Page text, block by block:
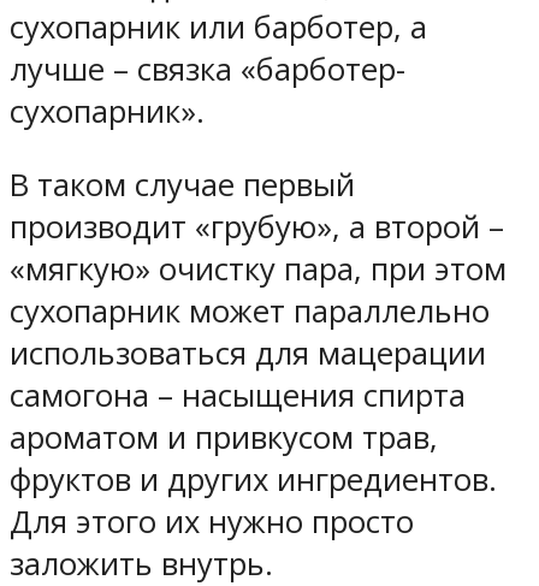
сухопарник или барботер, а
лучше – связка «барботер-
сухопарник».
В таком случае первый
производит «грубую», а второй –
«мягкую» очистку пара, при этом
сухопарник может параллельно
использоваться для мацерации
самогона – насыщения спирта
ароматом и привкусом трав,
фруктов и других ингредиентов.
Для этого их нужно просто
заложить внутрь.